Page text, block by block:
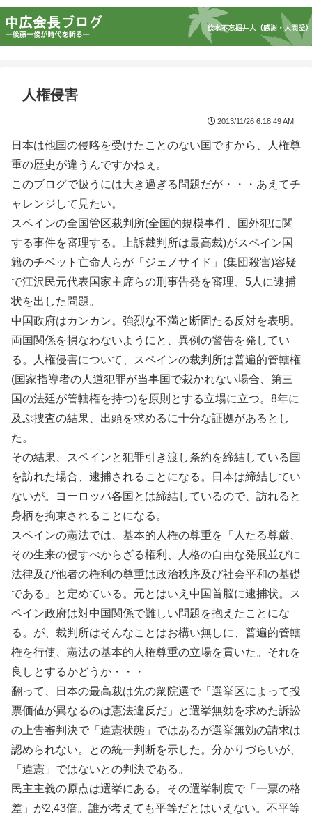
人権侵害
2013/11/26 6:18:49 AM
日本は他国の侵略を受けたことのない国ですから、人権尊
重の歴史が違うんですかねぇ。
このブログで扱うには大き過ぎる問題だが・・・あえてチ
ャレンジして見たい。
スペインの全国管区裁判所(全国的規模事件、国外犯に関
する事件を審理する。上訴裁判所は最高裁)がスペイン国
籍のチベット亡命人らが「ジェノサイド」(集団殺害)容疑
で江沢民元代表国家主席らの刑事告発を審理、5人に逮捕
状を出した問題。
中国政府はカンカン。強烈な不満と断固たる反対を表明。
両国関係を損なわないようにと、異例の警告を発してい
る。人権侵害について、スペインの裁判所は普遍的管轄権
(国家指導者の人道犯罪が当事国で裁かれない場合、第三
国の法廷が管轄権を持つ)を原則とする立場に立つ。8年に
及ぶ捜査の結果、出頭を求めるに十分な証拠があるとし
た。
その結果、スペインと犯罪引き渡し条約を締結している国
を訪れた場合、逮捕されることになる。日本は締結してい
ないが。ヨーロッパ各国とは締結しているので、訪れると
身柄を拘束されることになる。
スペインの憲法では、基本的人権の尊重を「人たる尊厳、
その生来の侵すべからざる権利、人格の自由な発展並びに
法律及び他者の権利の尊重は政治秩序及び社会平和の基礎
である」と定めている。元とはいえ中国首脳に逮捕状。ス
ペイン政府は対中国関係で難しい問題を抱えたことにな
る。が、裁判所はそんなことはお構い無しに、普遍的管轄
権を行使、憲法の基本的人権尊重の立場を貫いた。それを
良しとするかどうか・・・
翻って、日本の最高裁は先の衆院選で「選挙区によって投
票価値が異なるのは憲法違反だ」と選挙無効を求めた訴訟
の上告審判決で「違憲状態」ではあるが選挙無効の請求は
認められない。との統一判断を示した。分かりづらいが、
「違憲」ではないとの判決である。
民主主義の原点は選挙にある。その選挙制度で「一票の格
差」が2,43倍。誰が考えても平等だとはいえない。不平等